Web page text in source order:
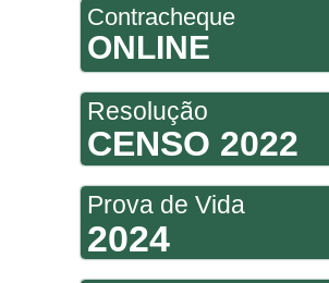
Contracheque
ONLINE
Resolução
CENSO 2022
Prova de Vida
2024